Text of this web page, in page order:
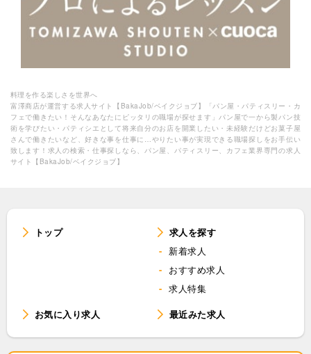
料理を作る楽しさを世界へ
富澤商店が運営する求人サイト【BakaJob/ベイクジョブ】「パン屋・パティスリー・カ
フェで働きたい！そんなあなたにピッタリの職場が探せます」パン屋で一から製パン技
術を学びたい・パティシエとして将来自分のお店を開業したい・未経験だけどお菓子屋
さんで働きたいなど、好きな事を仕事に…やりたい事が実現できる職場探しをお手伝い
致します！求人の検索・仕事探しなら、パン屋、パティスリー、カフェ業界専門の求人
サイト【BakaJob/ベイクジョブ】
トップ
求人を探す
新着求人
おすすめ求人
求人特集
お気に入り求人
最近みた求人